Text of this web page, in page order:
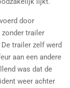
door
zonder trailer
trailer zelf werd
aan een andere
was dat de
weer achter